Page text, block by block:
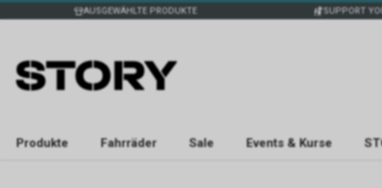
AUSGEWÄHLTE PRODUKTE SUPPORT
Produkte Fahrräder Sale Events & Kurse